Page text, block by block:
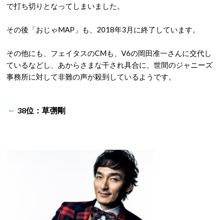
で打ち切りとなってしまいました。
その後「おじゃMAP」も、2018年3月に終了しています。
その他にも、フェイタスのCMも、V6の岡田准一さんに交代し
ているなどし、あからさまな干され具合に、世間のジャニーズ
事務所に対して非難の声が殺到しているようです。
38位：草彅剛